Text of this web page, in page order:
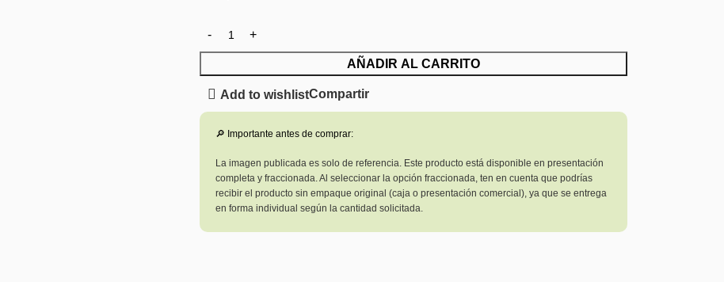
AÑADIR AL CARRITO
Add to wishlistCompartir
🔎 Importante antes de comprar:
La imagen publicada es solo de referencia. Este producto está disponible en presentación
completa y fraccionada. Al seleccionar la opción fraccionada, ten en cuenta que podrías
recibir el producto sin empaque original (caja o presentación comercial), ya que se entrega
en forma individual según la cantidad solicitada.